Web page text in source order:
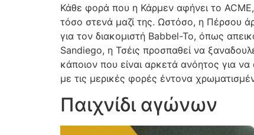
Κάθε φορά που η Κάρμεν αφήνει το
τόσο στενά μαζί της. Ωστόσο, η Πέρσου
για τον διακομιστή Babbel-To, όπως
Sandiego, η Τσέις προσπαθεί να
κάποιον που είναι αρκετά ανόητος για
με τις μερικές φορές έντονα
Παιχνίδι αγώνων